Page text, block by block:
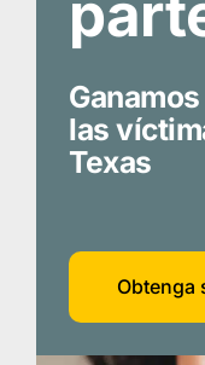
las
Texas
Obtenga